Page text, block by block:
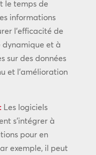
le temps de
informations
l’efficacité de
dynamique et à
sur des données
et l’amélioration
Les logiciels
s’intégrer à
pour en
exemple, il peut